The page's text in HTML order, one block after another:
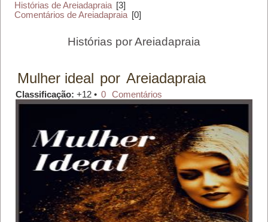
Histórias de Areiadapraia [3]
Comentários de Areiadapraia [0]
Histórias por Areiadapraia
Mulher ideal por Areiadapraia
Classificação: +12 • 0 Comentários